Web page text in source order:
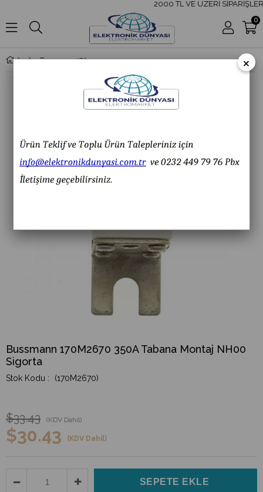
2000 TL VE ÜZERİ
0
Bussmann 170M2670 350A Tabana Montaj NH00 Sigorta
Bussmann 170M2670 350A Tabana Montaj NH00
Sigorta
(170M2670)
$33.43 (KDV Dahil)
$30.43 (KDV Dahil)
×